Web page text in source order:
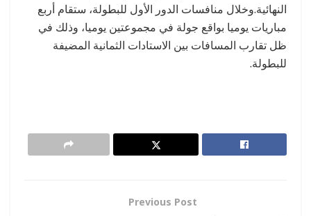
النهائية.وخلال منافسات الدور الأول للبطولة، ستقام أربع
مباريات يوميا بواقع جولة في مجموعتين يوميا، وذلك في
ظل تقارب المسافات بين الاستادات الثمانية المضيفة
للبطولة.
Previous Post